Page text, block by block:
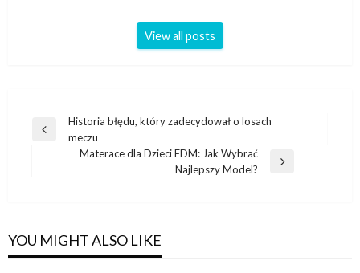
View all posts
Nawigacja
wpisu
Previous
Historia błędu, który zadecydował o losach
meczu
Materace dla Dzieci FDM: Jak Wybrać
Najlepszy Model?
YOU MIGHT ALSO LIKE